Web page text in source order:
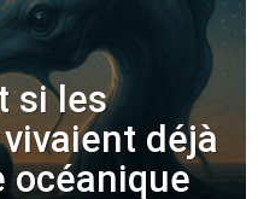
si les
déjà
océanique